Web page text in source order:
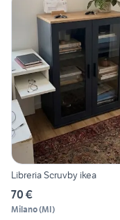
Libreria Scruvby ikea
70 €
Milano(MI)